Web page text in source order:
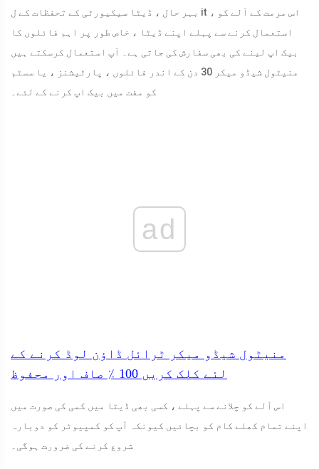
بہر حال ، ڈیٹا سیکیورٹی کے تحفظات کے ل it ، اس مرمت کے آلے کو
استعمال کرنے سے پہلے اپنے ڈیٹا ، خاص طور پر اہم فائلوں کا
بیک اپ لینے کی بھی سفارش کی جاتی ہے۔ آپ استعمال کرسکتے ہیں
منیٹول شیڈو میکر 30 دن کے اندر فائلوں ، پارٹیشنز ، یا سسٹم
کو مفت میں بیک اپ کرنے کے لئے۔
ad
منیٹول شیڈو میکر ٹرائل ڈاؤن لوڈ کرنے کے
لئے کلک کریں
صاف اور محفوظ
اس آلے کو چلانے سے پہلے ، کسی بھی ڈیٹا میں کمی کی صورت میں
اپنے تمام کھلے کام کو بچائیں کیونکہ آپ کو کمپیوٹر کو دوبارہ
شروع کرنے کی ضرورت ہوگی۔